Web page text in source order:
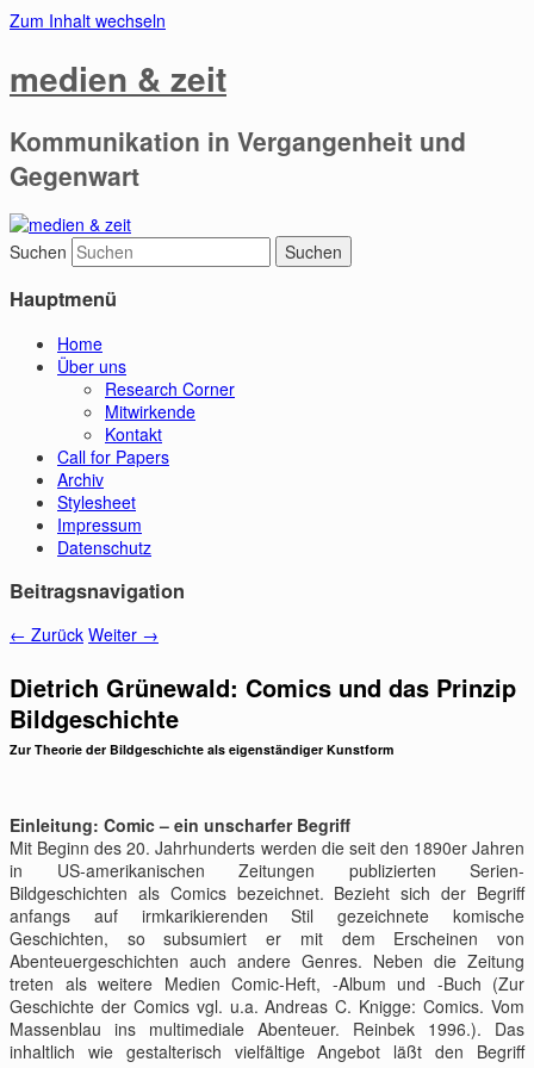
Zum Inhalt wechseln
medien & zeit
Kommunikation in Vergangenheit und
Gegenwart
Suchen
Hauptmenü
Home
Über uns
Research Corner
Mitwirkende
Kontakt
Call for Papers
Archiv
Stylesheet
Impressum
Datenschutz
Beitragsnavigation
← Zurück Weiter →
Dietrich Grünewald: Comics und das Prinzip
Bildgeschichte
Zur Theorie der Bildgeschichte als eigenständiger Kunstform
Einleitung: Comic – ein unscharfer Begriff
Mit Beginn des 20. Jahrhunderts werden die seit den 1890er Jahren
in US-amerikanischen Zeitungen publizierten Serien-
Bildgeschichten als Comics bezeichnet. Bezieht sich der Begriff
anfangs auf irmkarikierenden Stil gezeichnete komische
Geschichten, so subsumiert er mit dem Erscheinen von
Abenteuergeschichten auch andere Genres. Neben die Zeitung
treten als weitere Medien Comic-Heft, -Album und -Buch (Zur
Geschichte der Comics vgl. u.a. Andreas C. Knigge: Comics. Vom
Massenblau ins multimediale Abenteuer. Reinbek 1996.). Das
inhaltlich wie gestalterisch vielfältige Angebot läßt den Begriff